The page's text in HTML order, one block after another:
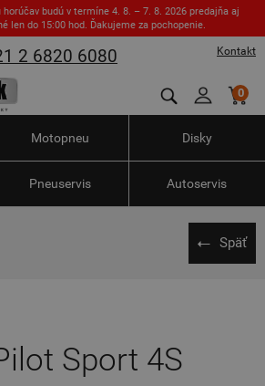
horúčav budú v termíne 4. 8. – 7. 8. 2026 predajňa aj
len do 15:00 hod. Ďakujeme za pochopenie.
Kontakt
2 6820 6080
0
Motopneu Disky
Pneuservis Autoservis
Späť
Sport 4S